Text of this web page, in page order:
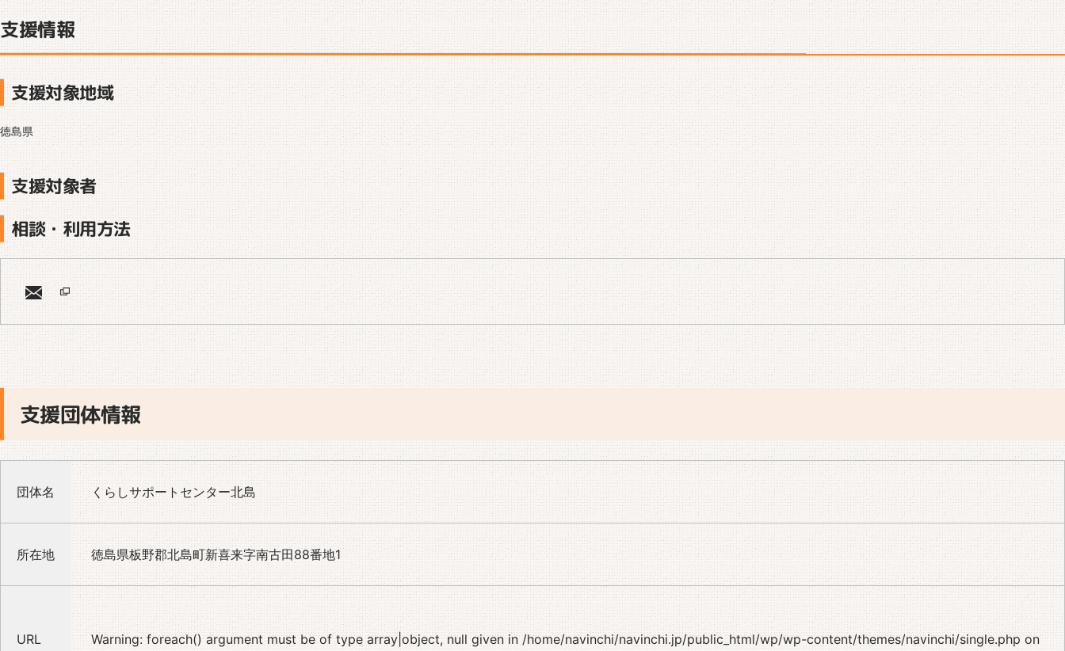
支援情報
支援対象地域
徳島県
支援対象者
相談・利用方法
支援団体情報
団体名 くらしサポートセンター北島
所在地 徳島県板野郡北島町新喜来字南古田88番地1
URL Warning: foreach() argument must be of type array|object, null given in/home/navinchi/navinchi.jp/public_html/wp/wp-content/themes/navinchi/single.php on